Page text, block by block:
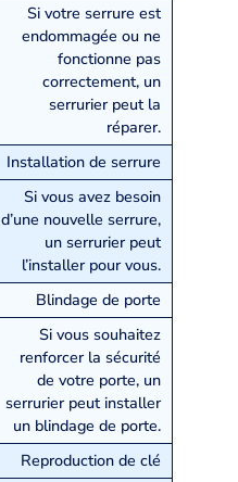
Si votre serrure est
endommagée ou ne
fonctionne pas
correctement, un
serrurier peut la
réparer.
Installation de serrure
Si vous avez besoin
d’une nouvelle serrure,
un serrurier peut
l’installer pour vous.
Blindage de porte
Si vous souhaitez
renforcer la sécurité
de votre porte, un
serrurier peut installer
un blindage de porte.
Reproduction de clé